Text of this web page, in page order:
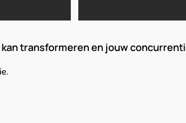
transformeren en jouw